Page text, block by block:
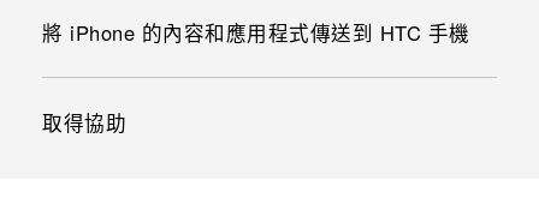
將 iPhone 的內容和應用程式傳送到 HTC 手機
取得協助